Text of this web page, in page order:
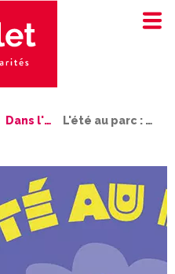
Dans l'agenda L'été au parc : Abajade en live